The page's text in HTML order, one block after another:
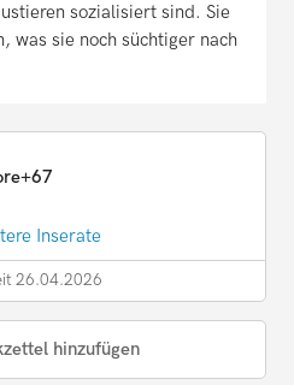
sozialisiert sind. Sie
was sie noch süchtiger nach
Inserate
26.04.2026
hinzufügen